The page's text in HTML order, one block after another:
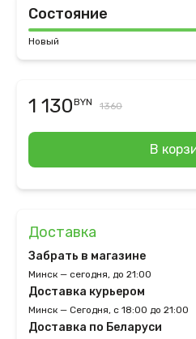
Состояние
Новый
1 130BYN 1360
В
Доставка
Забрать в магазине
Минск — сегодня, до 21:00
Доставка курьером
Минск — Сегодня, с 18:00 до 21:00
Доставка по Беларуси